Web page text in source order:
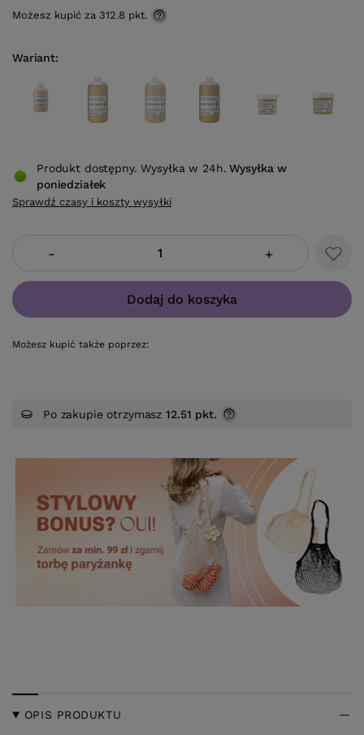
Wariant
Możesz kupić za 312.8 pkt.
- +
Dodaj do koszyka
Możesz kupić także poprzez:
Produkt dostępny. Wysyłka w 24h. Wysyłkaw
poniedziałek
Sprawdź czasy i koszty wysyłki
Po zakupie otrzymasz12.51 pkt.
OPIS PRODUKTU